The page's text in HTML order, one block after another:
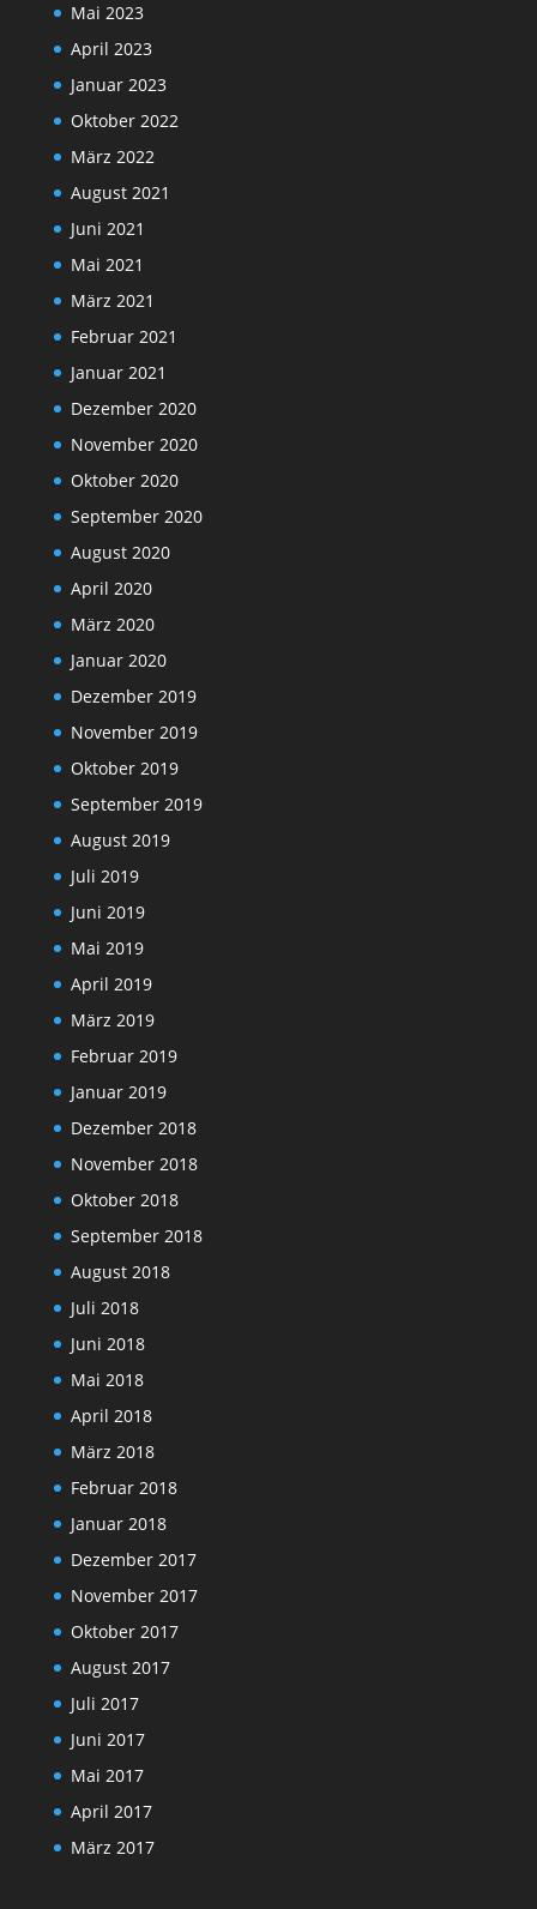
Mai 2023
April 2023
Januar 2023
Oktober 2022
März 2022
August 2021
Juni 2021
Mai 2021
März 2021
Februar 2021
Januar 2021
Dezember 2020
November 2020
Oktober 2020
September 2020
August 2020
April 2020
März 2020
Januar 2020
Dezember 2019
November 2019
Oktober 2019
September 2019
August 2019
Juli 2019
Juni 2019
Mai 2019
April 2019
März 2019
Februar 2019
Januar 2019
Dezember 2018
November 2018
Oktober 2018
September 2018
August 2018
Juli 2018
Juni 2018
Mai 2018
April 2018
März 2018
Februar 2018
Januar 2018
Dezember 2017
November 2017
Oktober 2017
August 2017
Juli 2017
Juni 2017
Mai 2017
April 2017
März 2017